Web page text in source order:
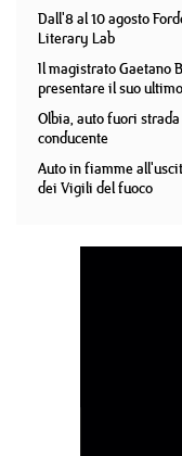
Dall'8 al 10 agosto
Literary Lab
Il magistrato Gaetano
presentare il suo
Olbia, auto fuori
conducente
Auto in fiamme
dei Vigili del fuoco